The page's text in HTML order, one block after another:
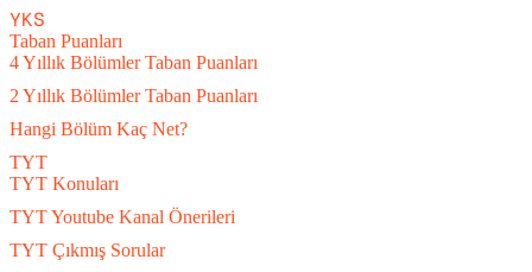
YKS
Taban Puanları
4 Yıllık Bölümler Taban Puanları
2 Yıllık Bölümler Taban Puanları
Hangi Bölüm Kaç Net?
TYT
TYT Konuları
TYT Youtube Kanal Önerileri
TYT Çıkmış Sorular